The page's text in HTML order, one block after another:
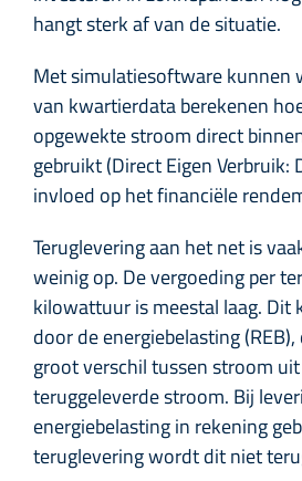
hangt sterk af van de situatie.
Met simulatiesoftware kunnen
van kwartierdata berekenen
opgewekte stroom direct
gebruikt (Direct Eigen Verbruik:
invloed op het financiële
Teruglevering aan het net is
weinig op. De vergoeding per
kilowattuur is meestal laag. Dit
door de energiebelasting
groot verschil tussen stroom
teruggeleverde stroom. Bij
energiebelasting in rekening
teruglevering wordt dit niet